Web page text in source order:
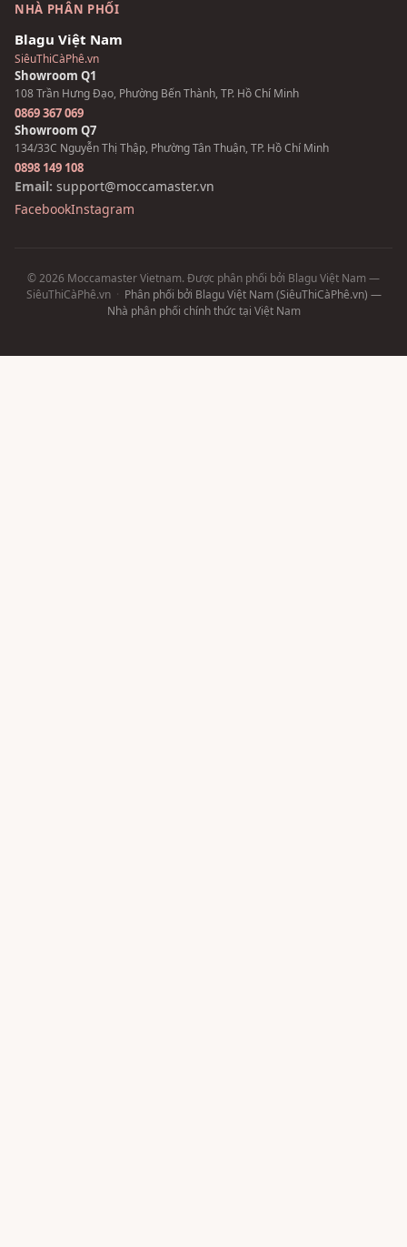
NHÀ PHÂN PHỐI
Blagu Việt Nam
SiêuThiCàPhê.vn
Showroom Q1
108 Trần Hưng Đạo, Phường Bến Thành, TP. Hồ Chí Minh
0869 367 069
Showroom Q7
134/33C Nguyễn Thị Thập, Phường Tân Thuận, TP. Hồ Chí Minh
0898 149 108
Email: support@moccamaster.vn
FacebookInstagram
© 2026 Moccamaster Vietnam. Được phân phối bởi Blagu Việt Nam —
SiêuThiCàPhê.vn · Phân phối bởi Blagu Việt Nam (SiêuThiCàPhê.vn) —
Nhà phân phối chính thức tại Việt Nam